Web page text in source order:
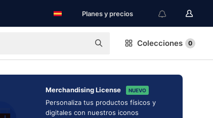
Planes y precios
Colecciones 0
Merchandising License NUEVO
Personaliza tus productos físicos y
digitales con nuestros iconos